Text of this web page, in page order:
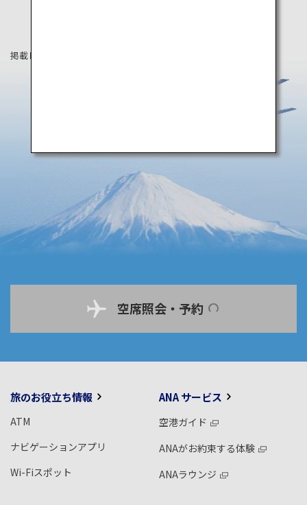
掲載している情報は2025年3月時点の情報です。
空席照会・予約
旅のお役立ち情報
ATM
ナビゲーションアプリ
Wi-Fiスポット
ANA サービス
空港ガイド
ANAがお約束する体験
ANAラウンジ